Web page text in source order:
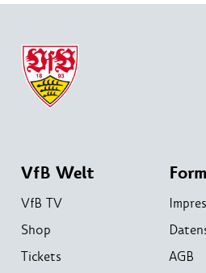
VfB Welt
VfB TV
Shop
Tickets
AGB